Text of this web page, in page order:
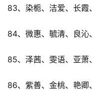
83、染栀、洁爱、长霞
84、微惠、毓清、良沁
85、泽茜、雯语、亚萧
86、紫善、金桃、艳卿